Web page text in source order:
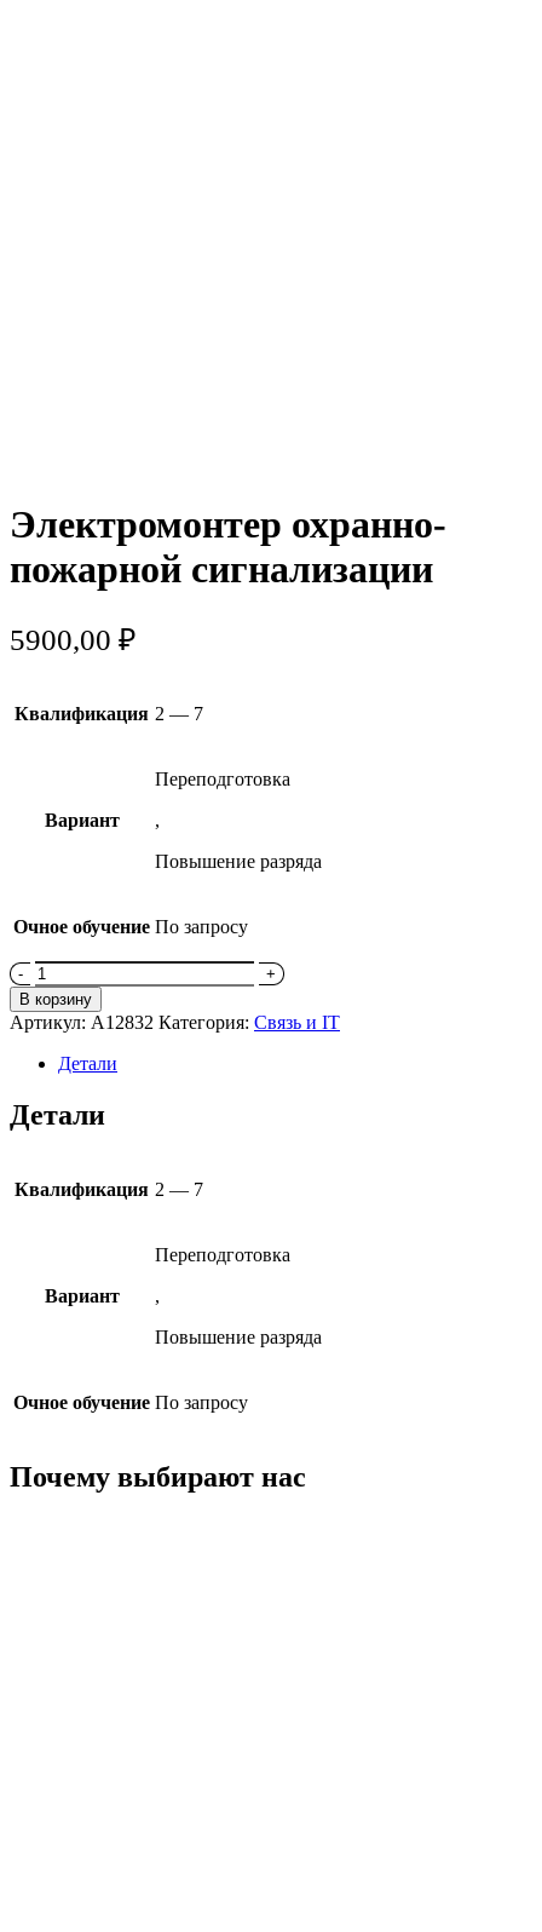
Электромонтер охранно-
пожарной сигнализации
5900,00 ₽
Квалификация 2 — 7
Вариант
Переподготовка
,
Повышение разряда
Очное обучение По запросу
Количество
товара
Электромонтер
охранно-
пожарной
сигнализации
В корзину
Артикул: A12832 Категория: Связь и IT
Детали
Детали
Квалификация 2 — 7
Вариант
Переподготовка
,
Повышение разряда
Очное обучение По запросу
Почему выбирают нас